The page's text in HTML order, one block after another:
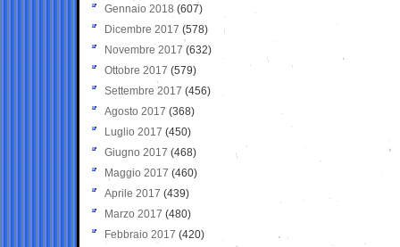
Gennaio 2018 (607)
Dicembre 2017 (578)
Novembre 2017 (632)
Ottobre 2017 (579)
Settembre 2017 (456)
Agosto 2017 (368)
Luglio 2017 (450)
Giugno 2017 (468)
Maggio 2017 (460)
Aprile 2017 (439)
Marzo 2017 (480)
Febbraio 2017 (420)